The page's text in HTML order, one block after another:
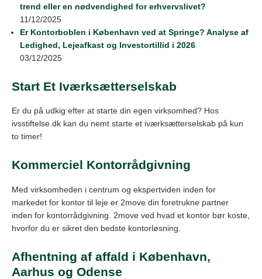
trend eller en nødvendighed for erhvervslivet?
11/12/2025
Er Kontorboblen i København ved at Springe? Analyse af
Ledighed, Lejeafkast og Investortillid i 2026
03/12/2025
Start Et Iværksætterselskab
Er du på udkig efter at starte din egen virksomhed? Hos
ivsstiftelse.dk kan du nemt starte et iværksætterselskab på kun
to timer!
Kommerciel Kontorrådgivning
Med virksomheden i centrum og ekspertviden inden for
markedet for kontor til leje er 2move din foretrukne partner
inden for kontorrådgivning. 2move ved hvad et kontor bør koste,
hvorfor du er sikret den bedste kontorløsning.
Afhentning af affald i København,
Aarhus og Odense